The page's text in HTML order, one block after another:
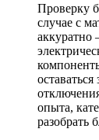
Проверку
случае с
аккуратно
опыта,
разобрать